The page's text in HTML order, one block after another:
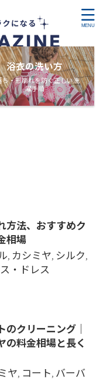
浴衣の洗い方
ち・形崩れを防ぐ正しい洗
濯手順
方法、おすすめク
相場
, カシミヤ, シルク,
・ドレス
クリーニング｜
の料金相場と長く
ヤ, コート, バーバ